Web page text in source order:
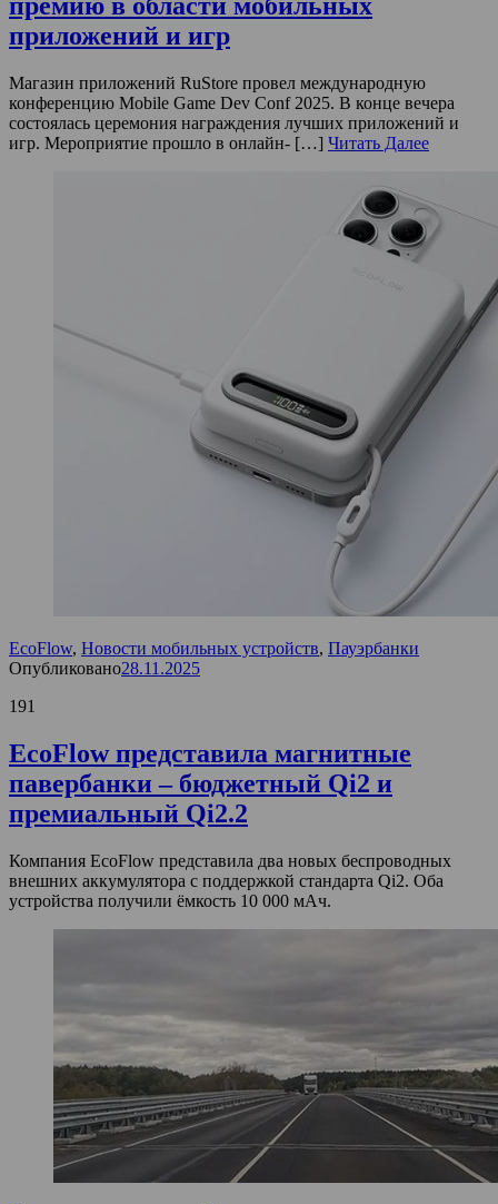
премию в области мобильных
приложений и игр
Магазин приложений RuStore провел международную
конференцию Mobile Game Dev Conf 2025. В конце вечера
состоялась церемония награждения лучших приложений и
игр. Мероприятие прошло в онлайн- […] Читать Далее
EcoFlow, Новости мобильных устройств, Пауэрбанки
Опубликовано28.11.2025
191
EcoFlow представила магнитные
павербанки – бюджетный Qi2 и
премиальный Qi2.2
Компания EcoFlow представила два новых беспроводных
внешних аккумулятора с поддержкой стандарта Qi2. Оба
устройства получили ёмкость 10 000 мАч.